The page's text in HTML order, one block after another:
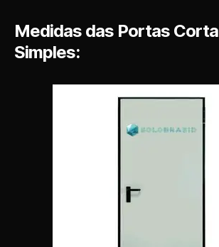
Medidas das Portas
Simples: